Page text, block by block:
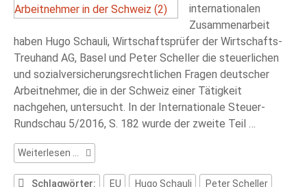
internationalen
Zusammenarbeit
haben Hugo Schauli, Wirtschaftsprüfer der Wirtschafts-
Treuhand AG, Basel und Peter Scheller die steuerlichen
und sozialversicherungsrechtlichen Fragen deutscher
Arbeitnehmer, die in der Schweiz einer Tätigkeit
nachgehen, untersucht. In der Internationale Steuer-
Rundschau 5/2016, S. 182 wurde der zweite Teil …
Weiterlesen …
Beschäftigung
als
Arbeitnehmer
Schlagwörter: EU Hugo Schauli Peter Scheller